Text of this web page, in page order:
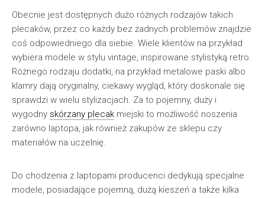
Obecnie jest dostępnych dużo różnych rodzajów takich
plecaków, przez co każdy bez żadnych problemów znajdzie
coś odpowiedniego dla siebie. Wiele klientów na przykład
wybiera modele w stylu vintage, inspirowane stylistyką retro.
Różnego rodzaju dodatki, na przykład metalowe paski albo
klamry dają oryginalny, ciekawy wygląd, który doskonale się
sprawdzi w wielu stylizacjach. Za to pojemny, duży i
wygodny skórzany plecak miejski to możliwość noszenia
zarówno laptopa, jak również zakupów ze sklepu czy
materiałów na uczelnię.
Do chodzenia z laptopami producenci dedykują specjalne
modele, posiadające pojemną, dużą kieszeń a także kilka